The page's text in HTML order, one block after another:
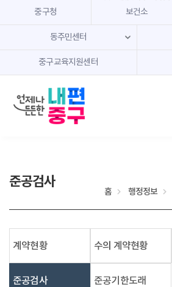
본문 내용 바로가기
주메뉴 바로가기
중구청 보건소
동주민센터
중구교육지원센터
준공검사
홈 행정정보
계약현황 수의 계약현황
준공검사 준공기한도래